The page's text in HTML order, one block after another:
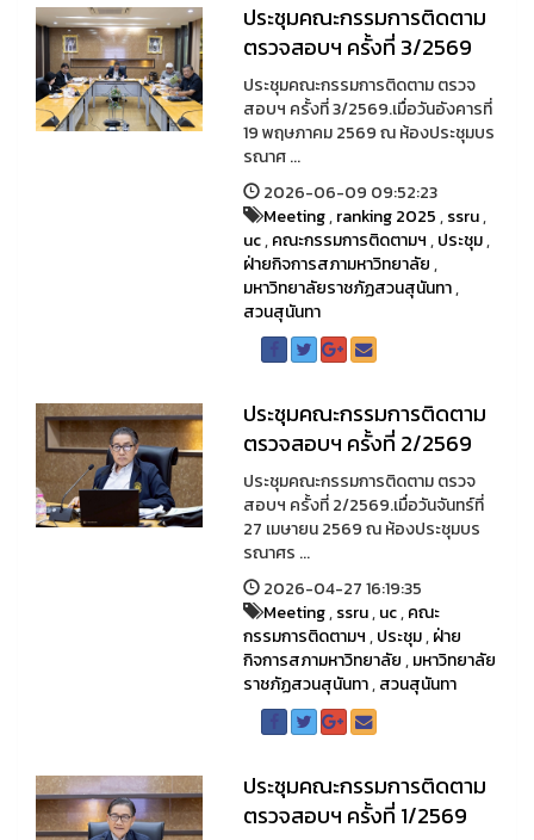
ประชุมคณะกรรมการติดตาม
ตรวจสอบฯ ครั้งที่ 3/2569
ประชุมคณะกรรมการติดตาม ตรวจ
สอบฯ ครั้งที่ 3/2569.เมื่อวันอังคารที่
19 พฤษภาคม 2569 ณ ห้องประชุมบร
รณาศ ...
2026-06-09 09:52:23
Meeting,ranking 2025,ssru,
uc,คณะกรรมการติดตามฯ,ประชุม,
ฝ่ายกิจการสภามหาวิทยาลัย,
มหาวิทยาลัยราชภัฏสวนสุนันทา,
สวนสุนันทา
ประชุมคณะกรรมการติดตาม
ตรวจสอบฯ ครั้งที่ 2/2569
ประชุมคณะกรรมการติดตาม ตรวจ
สอบฯ ครั้งที่ 2/2569.เมื่อวันจันทร์ที่
27 เมษายน 2569 ณ ห้องประชุมบร
รณาศร ...
2026-04-27 16:19:35
Meeting,ssru,uc,คณะ
กรรมการติดตามฯ,ประชุม,ฝ่าย
กิจการสภามหาวิทยาลัย,มหาวิทยาลัย
ราชภัฏสวนสุนันทา,สวนสุนันทา
ประชุมคณะกรรมการติดตาม
ตรวจสอบฯ ครั้งที่ 1/2569